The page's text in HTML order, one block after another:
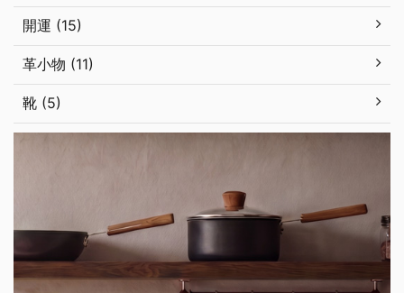
開運 (15)
革小物 (11)
靴 (5)